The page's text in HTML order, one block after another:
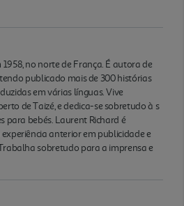
no norte de França. É autora de
publicado mais de 300 histórias
em várias línguas. Vive
de Taizé, e dedica-se sobretudo à s
para bebés. Laurent Richard é
anterior em publicidade e
sobretudo para a imprensa e